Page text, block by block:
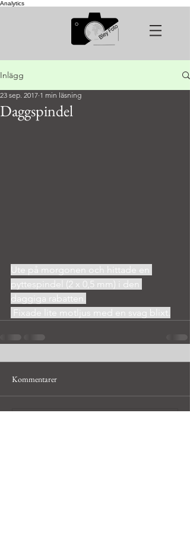
Analytics
Inlägg
Daggspindel
23 sep. 2017 1 min läsning
Ute på morgonen och hittade en
pyttespindel (2 x 0,5 mm) i den
daggiga rabatten.
Fixade lite motljus med en svag blixt.
Kommentarer